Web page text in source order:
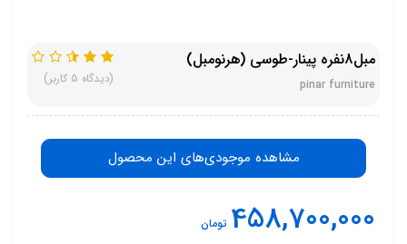
مبل8نفره پینار-طوسی (هرنومبل)
pinar furniture (دیدگاه 5 کاربر)
مشاهده موجودی‌های این محصول
458,700,000 تومان